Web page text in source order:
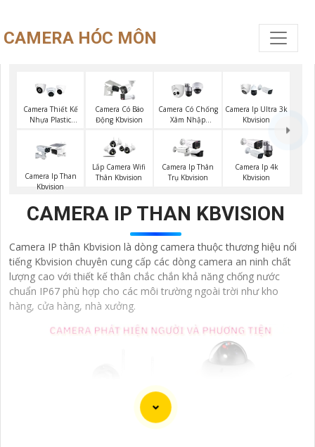
CAMERA HÓC MÔN
Camera Thiết Kế
Nhựa Plastic
Camera Có Báo
Động Kbvision
Camera Có Chống
Xâm Nhập
Camera Ip Ultra 3k
Kbvision
Camera Ip Than
Kbvision
Lắp Camera Wifi
Thân Kbvision
Camera Ip Thân
Trụ Kbvision
Camera Ip 4k
Kbvision
CAMERA IP THAN KBVISION
Camera IP thân Kbvision là dòng camera thuộc thương hiệu nổi
tiếng Kbvision chuyên cung cấp các dòng camera an ninh chất
lượng cao với thiết kế thân chắc chắn khả năng chống nước
chuẩn IP67 phù hợp cho các môi trường ngoài trời như kho
hàng, cửa hàng, nhà xưởng.